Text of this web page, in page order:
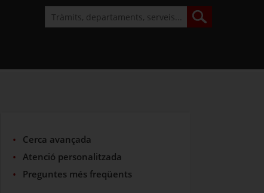
Cerca avançada
Atenció personalitzada
Preguntes més freqüents